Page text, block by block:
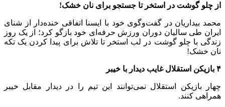
از چلو گوشت در استخر تا جستجو برای نان خشک!
محمد بیداریان در گفت‌وگوی خود با ایسنا اتفاقی خنده‌دار از شنای
ایران طی سالیان دوران ورزش حرفه‌ای خود بازگو کرد؛ از یک روز
زندگی با چلو گوشت در لب استخر تا تلاش برای پیدا کردن یک تکه
نان خشک!
۴ بازیکن استقلال غایب دیدار با خیبر
چهار بازیکن استقلال نمی‌توانند این تیم را در دیدار مقابل خیبر
همراهی کنند.